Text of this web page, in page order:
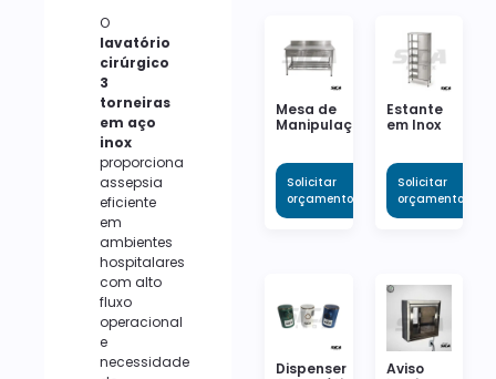
O
lavatório
cirúrgico
3
torneiras
em aço
inox
proporciona
assepsia
eficiente
em
ambientes
hospitalares
com alto
fluxo
operacional
e
necessidade
Mesa de
Manipulação
Solicitar
orçamento
Estante
em Inox
Solicitar
orçamento
Dispenser
Aviso